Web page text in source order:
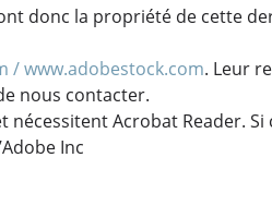
donc la propriété de cette
/www.adobestock.com. Leur
nous contacter.
Acrobat Reader.
Inc